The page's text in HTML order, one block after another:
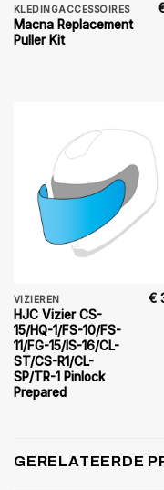
KLEDINGACCESSOIRES
Macna Replacement
Puller Kit
VIZIEREN
HJC Vizier CS-
15/HQ-1/FS-10/FS-
11/FG-15/IS-16/CL-
ST/CS-R1/CL-
SP/TR-1 Pinlock
Prepared
€
GERELATEERDE